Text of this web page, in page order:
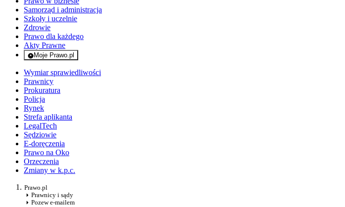
Samorząd i administracja
Szkoły i uczelnie
Zdrowie
Prawo dla każdego
Akty Prawne
Moje Prawo.pl
- rejestracja i logowanie do serwisu
Wymiar sprawiedliwości
Prawnicy
Prokuratura
Policja
Rynek
Strefa aplikanta
LegalTech
Sędziowie
E-doręczenia
Prawo na Oko
Orzeczenia
Zmiany w k.p.c.
Prawo.pl
Prawnicy i sądy
Pozew e-mailem